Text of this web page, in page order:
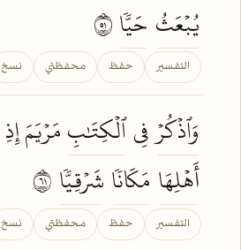
يُبۡعَثُ حَيّٗا
التفسير حفظ محفظتي نسخ
وَٱذۡكُرۡفِيٱلۡكِتَٰبِمَرۡيَمَ إِذِ
أَهۡلِهَا مَكَانٗا شَرۡقِيّٗا
التفسير حفظ محفظتي نسخ